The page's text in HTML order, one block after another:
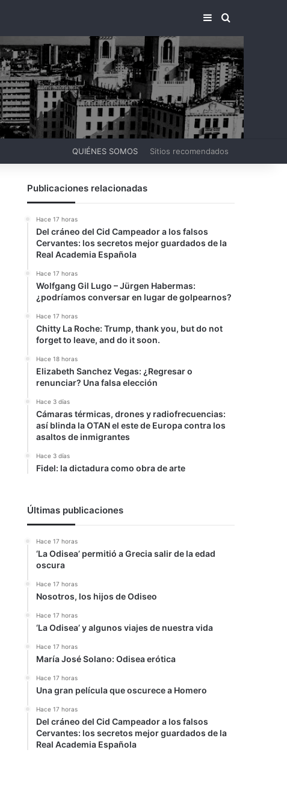
BARRA LATERAL
BUSCAR
QUIÉNES SOMOS Sitios recomendados
Publicaciones relacionadas
Hace 17 horas
Del cráneo del Cid Campeador a los falsos
Cervantes: los secretos mejor guardados de la
Real Academia Española
Hace 17 horas
Wolfgang Gil Lugo – Jürgen Habermas:
¿podríamos conversar en lugar de golpearnos?
Hace 17 horas
Chitty La Roche: Trump, thank you, but do not
forget to leave, and do it soon.
Hace 18 horas
Elizabeth Sanchez Vegas: ¿Regresar o
renunciar? Una falsa elección
Hace 3 días
Cámaras térmicas, drones y radiofrecuencias:
así blinda la OTAN el este de Europa contra los
asaltos de inmigrantes
Hace 3 días
Fidel: la dictadura como obra de arte
Últimas publicaciones
Hace 17 horas
‘La Odisea’ permitió a Grecia salir de la edad
oscura
Hace 17 horas
Nosotros, los hijos de Odiseo
Hace 17 horas
‘La Odisea’ y algunos viajes de nuestra vida
Hace 17 horas
María José Solano: Odisea erótica
Hace 17 horas
Una gran película que oscurece a Homero
Hace 17 horas
Del cráneo del Cid Campeador a los falsos
Cervantes: los secretos mejor guardados de la
Real Academia Española